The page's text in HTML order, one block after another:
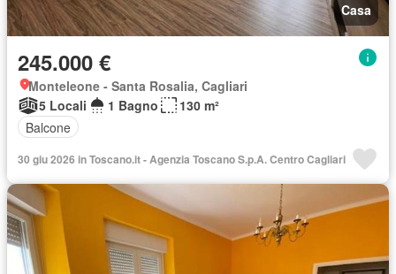
Casa
245.000 €
Monteleone - Santa Rosalia, Cagliari
5 Locali
1 Bagno
130 m²
Balcone
30 giu 2026 in Toscano.it - Agenzia Toscano S.p.A. Centro Cagliari